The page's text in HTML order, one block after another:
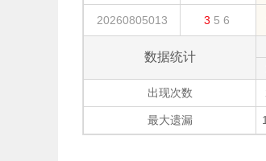
20260805013 3 5 6
数据统计
出现次数
最大遗漏